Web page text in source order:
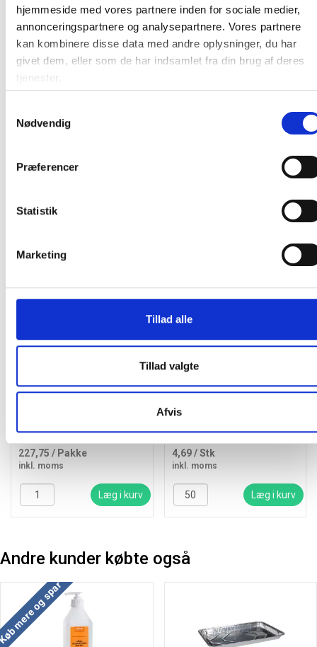
hjemmeside med vores partnere inden for sociale medier,
annonceringspartnere og analysepartnere. Vores partnere
kan kombinere disse data med andre oplysninger, du har
givet dem, eller som de har indsamlet fra din brug af deres
tjenester.
Nødvendig
Præferencer
Statistik
Marketing
Tillad alle
Tillad valgte
Afvis
Låg 32,2x16,6x1,2cm til 1/3 Gastronorm
alubakke aluminium
1,56 / stk
Andre kunder købte også
Plastbakke med hængslet
227,75 / Pakke
inkl. moms
Læg i kurv
Køb mere og spar
Plastbakke med hængslet
166x131x55mm klar
4,69/ Stk
inkl. moms
Læg i kurv
Andre kunder købte også
mere og spar